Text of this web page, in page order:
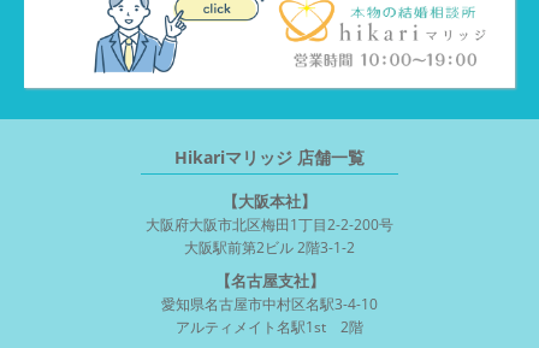
Hikariマリッジ 店舗一覧
【大阪本社】
大阪府大阪市北区梅田1丁目2-2-200号
大阪駅前第2ビル 2階3-1-2
【名古屋支社】
愛知県名古屋市中村区名駅3-4-10
アルティメイト名駅1st 2階